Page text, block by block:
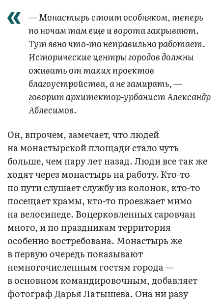
— Монастырь стоит особняком, теперь
по ночам там еще и ворота закрывают.
Тут явно что-то неправильно работает.
Исторические центры городов должны
оживать от таких проектов
благоустройства, а не замирать, —
говорит архитектор-урбанист Александр
Аблесимов.
Он, впрочем, замечает, что людей
на монастырской площади стало чуть
больше, чем пару лет назад. Люди все так же
ходят через монастырь на работу. Кто-то
по пути слушает службу из колонок, кто-то
посещает храмы, кто-то проезжает мимо
на велосипеде. Воцерковленных саровчан
много, и по праздникам территория
особенно востребована. Монастырь же
в первую очередь показывают
немногочисленным гостям города —
в основном командировочным, добавляет
фотограф Дарья Латышева. Она ни разу